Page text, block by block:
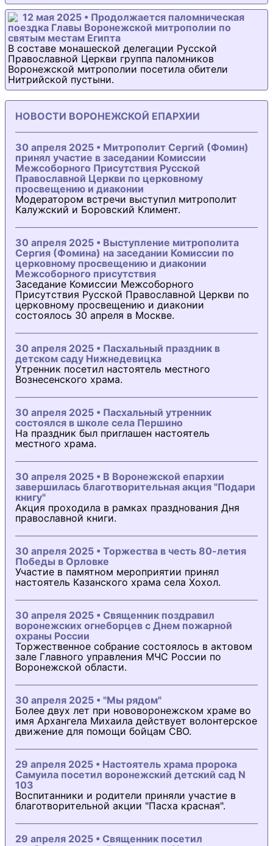
12 мая 2025 • Продолжается паломническая
поездка Главы Воронежской митрополии по
святым местам Египта
В составе монашеской делегации Русской
Православной Церкви группа паломников
Воронежской митрополии посетила обители
Нитрийской пустыни.
НОВОСТИ ВОРОНЕЖСКОЙ ЕПАРХИИ
30 апреля 2025 • Митрополит Сергий (Фомин)
принял участие в заседании Комиссии
Межсоборного Присутствия Русской
Православной Церкви по церковному
просвещению и диаконии
Модератором встречи выступил митрополит
Калужский и Боровский Климент.
30 апреля 2025 • Выступление митрополита
Сергия (Фомина) на заседании Комиссии по
церковному просвещению и диаконии
Межсоборного присутствия
Заседание Комиссии Межсоборного
Присутствия Русской Православной Церкви по
церковному просвещению и диаконии
состоялось 30 апреля в Москве.
30 апреля 2025 • Пасхальный праздник в
детском саду Нижнедевицка
Утренник посетил настоятель местного
Вознесенского храма.
30 апреля 2025 • Пасхальный утренник
состоялся в школе села Першино
На праздник был приглашен настоятель
местного храма.
30 апреля 2025 • В Воронежской епархии
завершилась благотворительная акция "Подари
книгу"
Акция проходила в рамках празднования Дня
православной книги.
30 апреля 2025 • Торжества в честь 80-летия
Победы в Орловке
Участие в памятном мероприятии принял
настоятель Казанского храма села Хохол.
30 апреля 2025 • Священник поздравил
воронежских огнеборцев с Днем пожарной
охраны России
Торжественное собрание состоялось в актовом
зале Главного управления МЧС России по
Воронежской области.
30 апреля 2025 • "Мы рядом"
Более двух лет при нововоронежском храме во
имя Архангела Михаила действует волонтерское
движение для помощи бойцам СВО.
29 апреля 2025 • Настоятель храма пророка
Самуила посетил воронежский детский сад N
103
Воспитанники и родители приняли участие в
благотворительной акции "Пасха красная".
29 апреля 2025 • Священник посетил